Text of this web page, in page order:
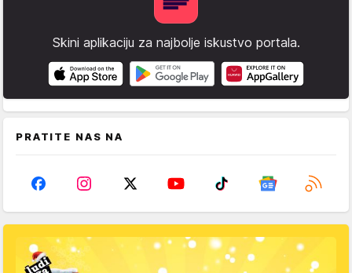
Skini aplikaciju za najbolje iskustvo portala.
PRATITE NAS NA